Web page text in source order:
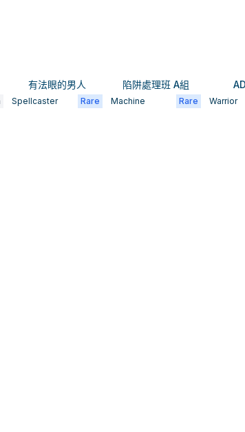
有法眼的男人
Spellcaster Rare
陷阱處理班 A組
Machine Rare Warrior